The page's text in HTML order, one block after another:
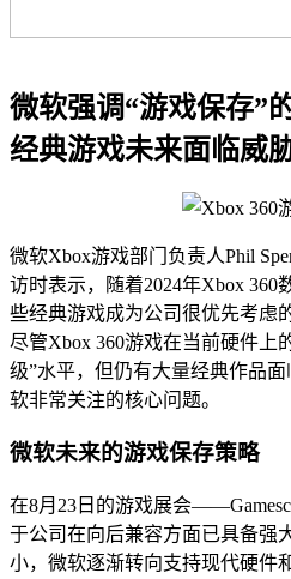
微软强调“游戏保存”
经典游戏未来面临威
微软Xbox游戏部门负责人Phil
访时表示，随着2024年Xbox 360
些经典游戏成为公司很优先考虑
尽管Xbox 360游戏在当前硬件上
级”水平，但仍有大量经典作品
软非常关注的核心问题。
微软未来的游戏保存策略
在8月23日的游戏展会
于公司在向后兼容方面已具备强
小，微软逐渐转向支持现代硬件